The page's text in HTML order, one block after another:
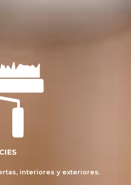
interiores y exteriores.